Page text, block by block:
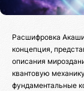
Расшифровка
концепция,
описания
квантовую
фундаментальные